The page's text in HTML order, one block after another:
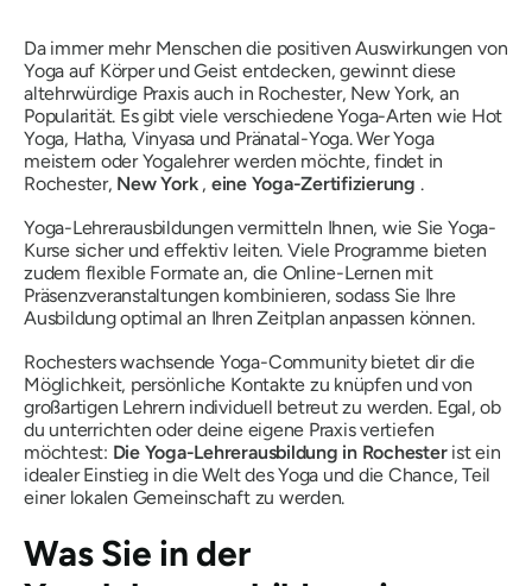
Da immer mehr Menschen die positiven Auswirkungen von
Yoga auf Körper und Geist entdecken, gewinnt diese
altehrwürdige Praxis auch in Rochester, New York, an
Popularität. Es gibt viele verschiedene Yoga-Arten wie Hot
Yoga, Hatha, Vinyasa und Pränatal-Yoga. Wer Yoga
meistern oder Yogalehrer werden möchte, findet in
Rochester, New York, eine Yoga-Zertifizierung .
Yoga-Lehrerausbildungen vermitteln Ihnen, wie Sie Yoga-
Kurse sicher und effektiv leiten. Viele Programme bieten
zudem flexible Formate an, die Online-Lernen mit
Präsenzveranstaltungen kombinieren, sodass Sie Ihre
Ausbildung optimal an Ihren Zeitplan anpassen können.
Rochesters wachsende Yoga-Community bietet dir die
Möglichkeit, persönliche Kontakte zu knüpfen und von
großartigen Lehrern individuell betreut zu werden. Egal, ob
du unterrichten oder deine eigene Praxis vertiefen
möchtest: Die Yoga-Lehrerausbildung in Rochesterist ein
idealer Einstieg in die Welt des Yoga und die Chance, Teil
einer lokalen Gemeinschaft zu werden.
Was Sie in der